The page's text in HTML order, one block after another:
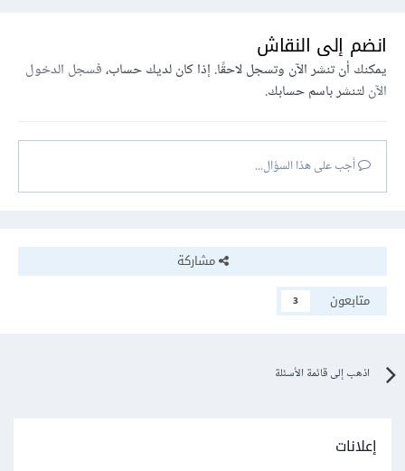
انضم إلى النقاش
يمكنك أن تنشر الآن وتسجل لاحقًا. إذا كان لديك حساب،فسجل الدخول
الآنلتنشر باسم حسابك.
أجب على هذا السؤال...
مشاركة
متابعون
3
اذهب إلى قائمة الأسئلة
إعلانات